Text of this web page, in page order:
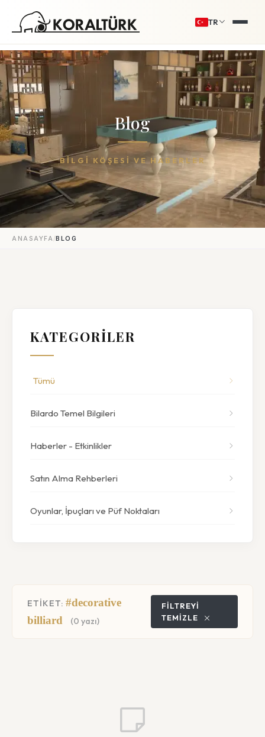
TR
Blog
BİLGİ KÖŞESİ VE HABERLER
ANASAYFA /BLOG
KATEGORİLER
Tümü
Bilardo Temel Bilgileri
Haberler - Etkinlikler
Satın Alma Rehberleri
Oyunlar, İpuçları ve Püf Noktaları
ETİKET: #decorative
billiard
(0 yazı)
FILTREYI
TEMIZLE